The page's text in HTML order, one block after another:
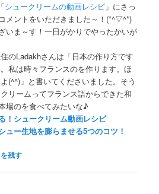
シュークリームの動画レシピ 」にさっ
メントをいただきました～！(*^▽^*)
いま～す！一日がかりでやったかいが
のLadakhさんは「日本の作り方です
私は時々フランスのを作ります。ほ
(^^)」と書いてくださいました。そう
リームってフランス語からできた和
場のを食べてみたいな♪
！シュークリーム動画レシピ
ュー生地を膨らませる5つのコツ！
残す